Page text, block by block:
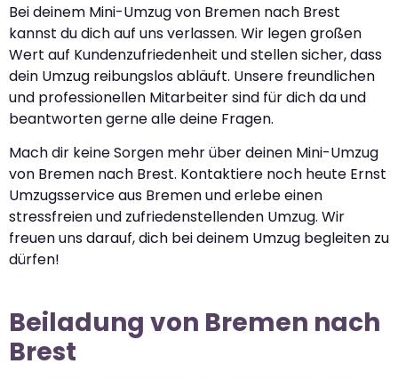
Bei deinem Mini-Umzug von Bremen nach Brest
kannst du dich auf uns verlassen. Wir legen großen
Wert auf Kundenzufriedenheit und stellen sicher, dass
dein Umzug reibungslos abläuft. Unsere freundlichen
und professionellen Mitarbeiter sind für dich da und
beantworten gerne alle deine Fragen.
Mach dir keine Sorgen mehr über deinen Mini-Umzug
von Bremen nach Brest. Kontaktiere noch heute Ernst
Umzugsservice aus Bremen und erlebe einen
stressfreien und zufriedenstellenden Umzug. Wir
freuen uns darauf, dich bei deinem Umzug begleiten zu
dürfen!
Beiladung von Bremen nach
Brest